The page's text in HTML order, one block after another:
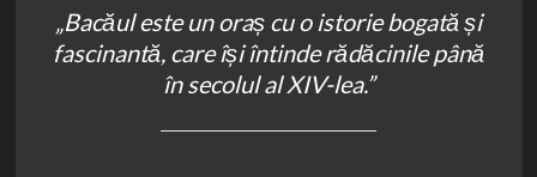
„Bacăul este un oraș cu o istorie bogată și
fascinantă, care își întinde rădăcinile până
în secolul al XIV-lea.”